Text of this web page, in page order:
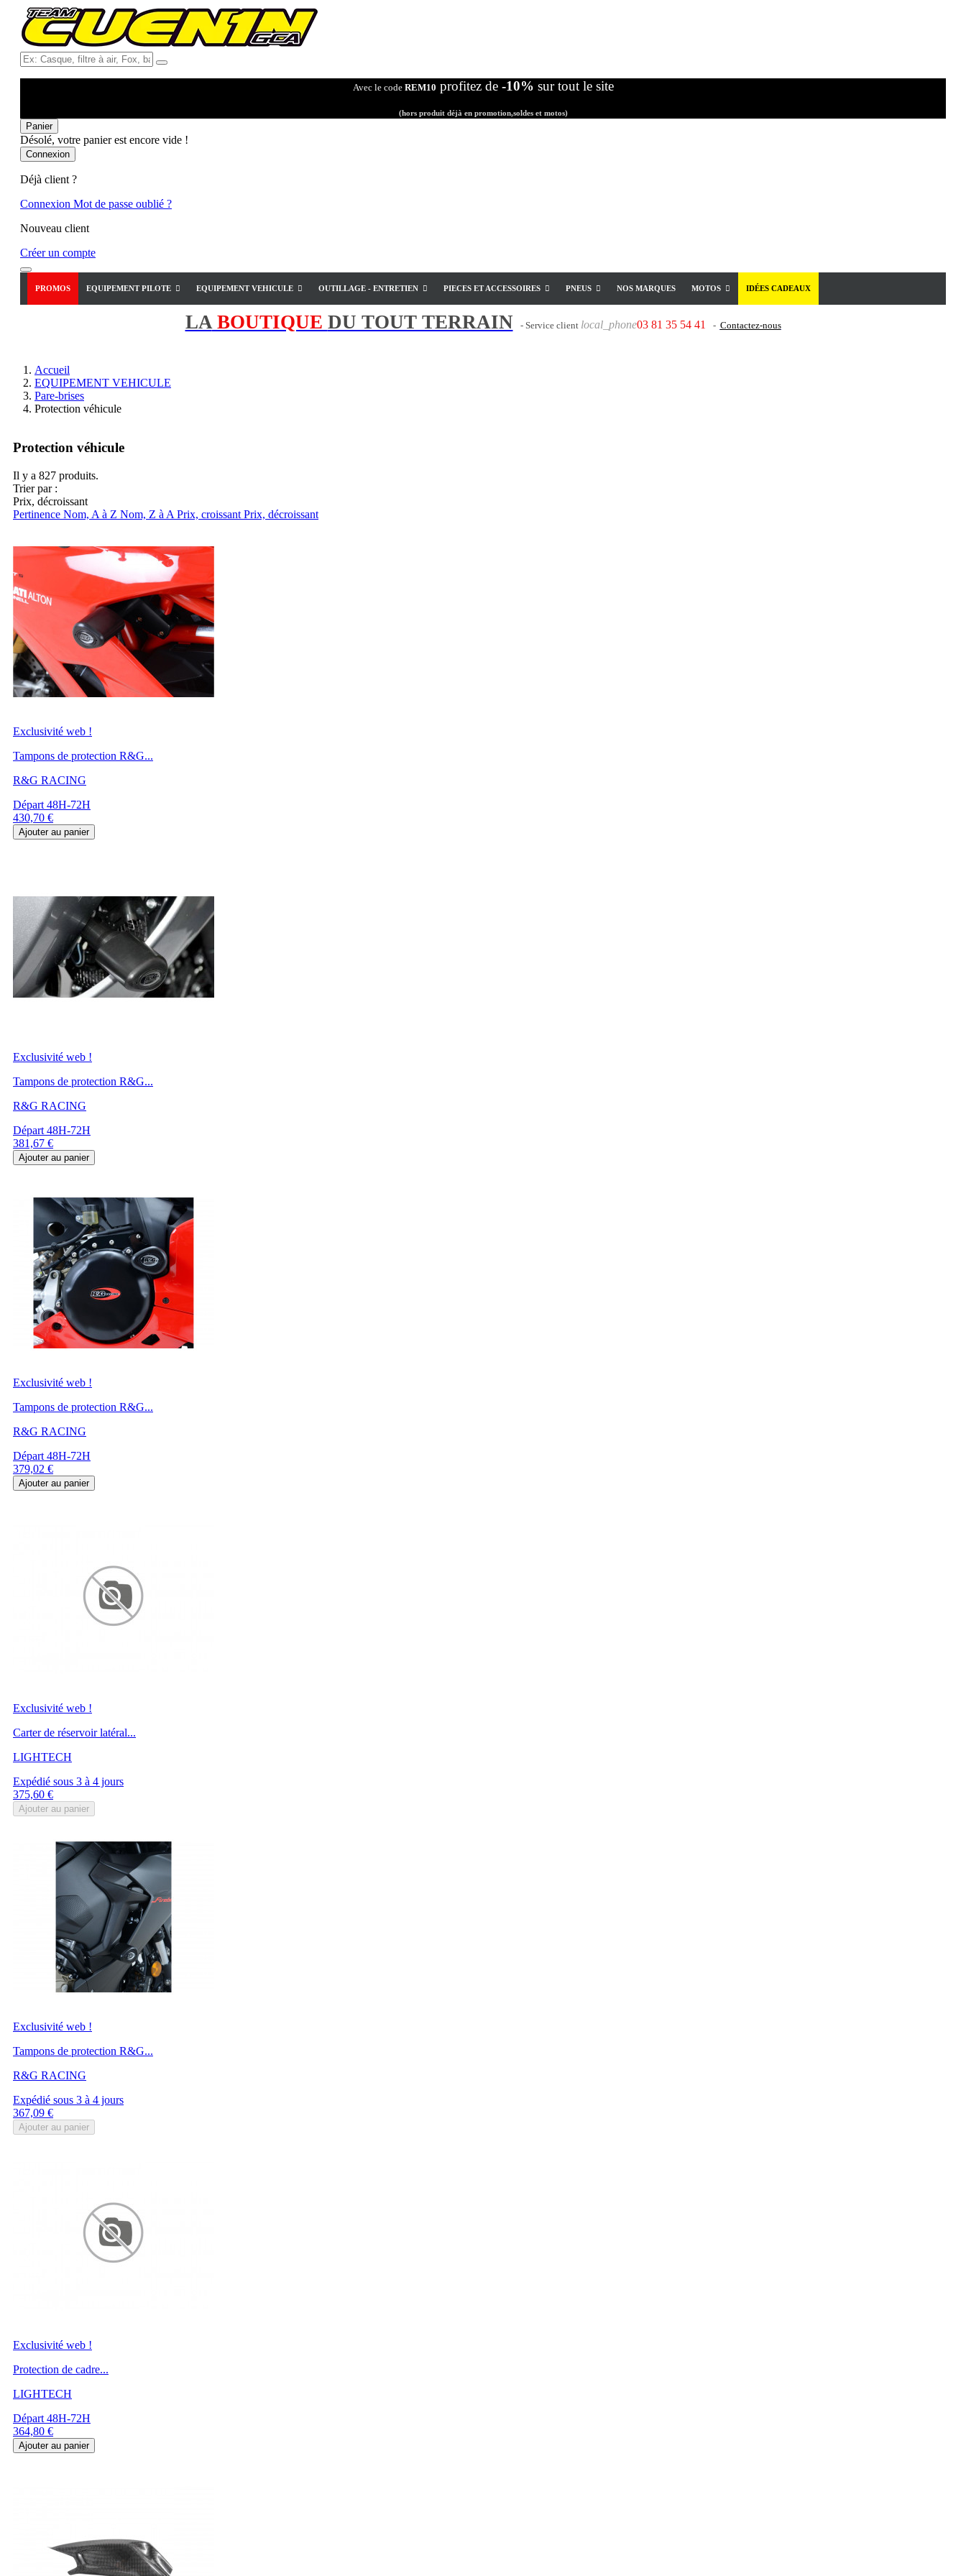
Ex:
Casque,
Fox,
...
Avec le code REM10 profitez de -10% sur tout le site
(hors produit déjà en promotion,soldes et motos)
Panier
Désolé, votre panier est encore vide !
Connexion
Déjà client ?
Connexion Mot de passe oublié ?
Nouveau client
Créer un compte
PROMOS EQUIPEMENT PILOTE EQUIPEMENT VEHICULE OUTILLAGE - ENTRETIEN PIECES ET ACCESSOIRES PNEUS NOS MARQUES MOTOS IDÉES CADEAUX
LABOUTIQUE DU TOUT TERRAIN - Service client local_phone03 81 35 54 41 - Contactez-nous
Accueil
EQUIPEMENT VEHICULE
Pare-brises
Protection véhicule
Protection véhicule
Il y a 827 produits.
Trier par :
Prix, décroissant
Pertinence Nom, A à Z Nom, Z à A Prix, croissant Prix, décroissant
Exclusivité web !
Tampons de protection R&G...
R&G RACING
Départ 48H-72H
Prix
430,70 €
Ajouter au panier
Exclusivité web !
Tampons de protection R&G...
R&G RACING
Départ 48H-72H
Prix
381,67 €
Ajouter au panier
Exclusivité web !
Tampons de protection R&G...
R&G RACING
Départ 48H-72H
Prix
379,02 €
Ajouter au panier
Exclusivité web !
Carter de réservoir latéral...
LIGHTECH
Expédié sous 3 à 4 jours
Prix
375,60 €
Ajouter au panier
Exclusivité web !
Tampons de protection R&G...
R&G RACING
Expédié sous 3 à 4 jours
Prix
367,09 €
Ajouter au panier
Exclusivité web !
Protection de cadre...
LIGHTECH
Départ 48H-72H
Prix
364,80 €
Ajouter au panier